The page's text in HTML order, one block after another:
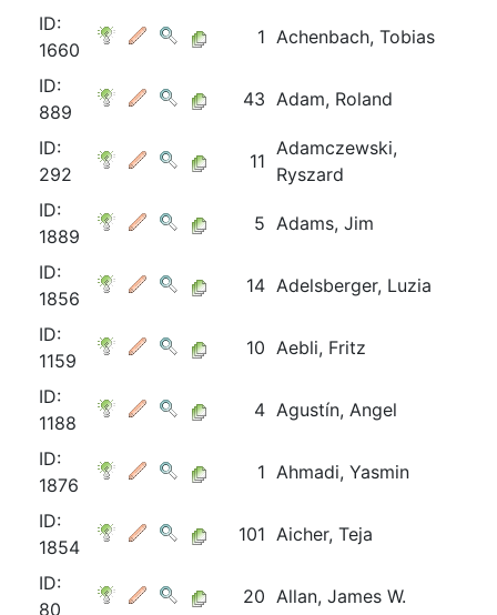
ID:
1660
1 Achenbach, Tobias
ID:
889
43 Adam, Roland
ID:
292
11
Adamczewski,
Ryszard
ID:
1889
5 Adams, Jim
ID:
1856
14 Adelsberger, Luzia
ID:
1159
10 Aebli, Fritz
ID:
1188
4 Agustín, Angel
ID:
1876
1 Ahmadi, Yasmin
ID:
1854
101 Aicher, Teja
ID:
80
20 Allan, James W.